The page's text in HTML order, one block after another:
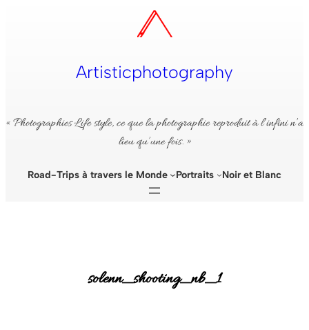
Artisticphotography
« Photographies Life style, ce que la photographie reproduit à l’infini n’a
lieu qu’une fois. »
Road-Trips à travers le Monde Portraits Noir et Blanc
solenn_shooting_nb_1